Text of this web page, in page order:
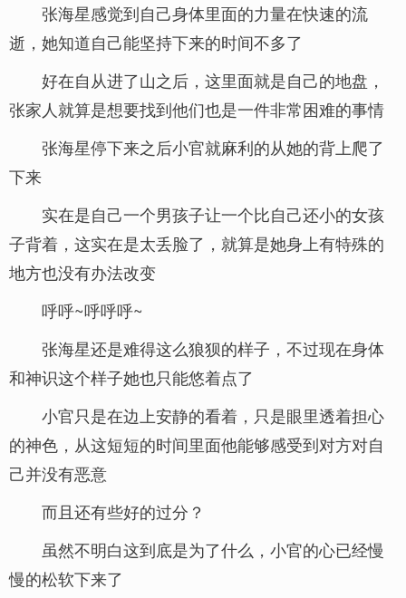
张海星感觉到自己身体里面的力量在快速的流
逝，她知道自己能坚持下来的时间不多了
好在自从进了山之后，这里面就是自己的地盘，
张家人就算是想要找到他们也是一件非常困难的事情
张海星停下来之后小官就麻利的从她的背上爬了
下来
实在是自己一个男孩子让一个比自己还小的女孩
子背着，这实在是太丢脸了，就算是她身上有特殊的
地方也没有办法改变
呼呼~呼呼呼~
张海星还是难得这么狼狈的样子，不过现在身体
和神识这个样子她也只能悠着点了
小官只是在边上安静的看着，只是眼里透着担心
的神色，从这短短的时间里面他能够感受到对方对自
己并没有恶意
而且还有些好的过分？
虽然不明白这到底是为了什么，小官的心已经慢
慢的松软下来了